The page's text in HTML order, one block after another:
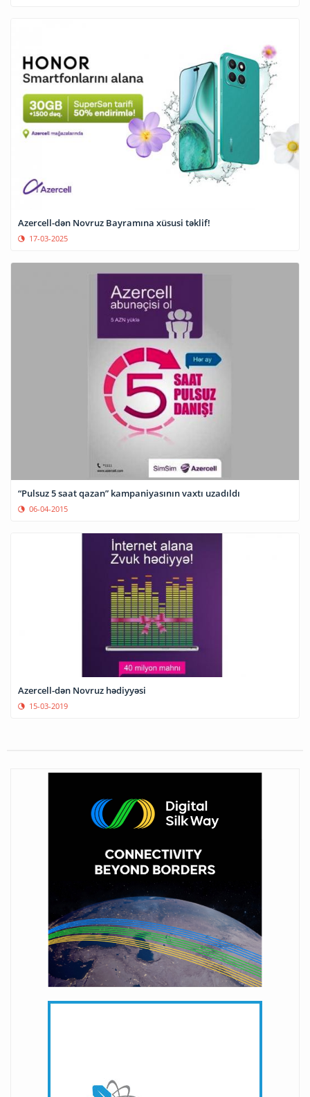
Azercell-dən Novruz Bayramına xüsusi təklif!
17-03-2025
“Pulsuz 5 saat qazan” kampaniyasının vaxtı uzadıldı
06-04-2015
Azercell-dən Novruz hədiyyəsi
15-03-2019